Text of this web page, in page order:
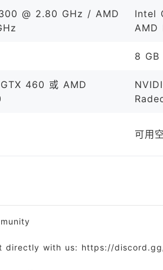
@ 2.80 GHz / AMD
Intel
AMD
8 GB
460 或 AMD
可用
directly with us: https://